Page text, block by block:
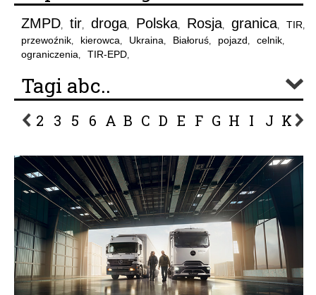
ZMPD, tir, droga, Polska, Rosja, granica, TIR,
przewoźnik, kierowca, Ukraina, Białoruś, pojazd, celnik,
ograniczenia, TIR-EPD,
Tagi abc..
2 3 5 6 A B C D E F G H I J K L